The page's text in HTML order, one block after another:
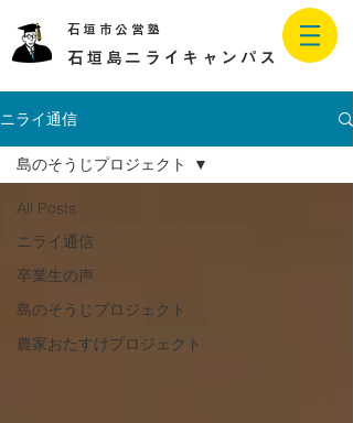
石垣市公営塾
石垣島二ライキャンパス
ニライ通信
All Posts
ニライ通信
卒業生の声
島のそうじプロジェクト
農家おたすけプロジェクト
島のそうじプロジェクト